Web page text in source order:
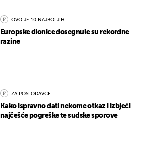
OVO JE 10 NAJBOLJIH
Europske dionice dosegnule su rekordne
razine
ZA POSLODAVCE
Kako ispravno dati nekome otkaz i izbjeći
najčešće pogreške te sudske sporove